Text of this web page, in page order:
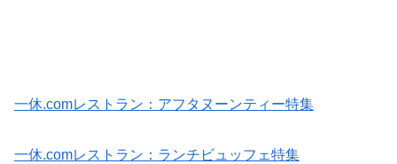
一休.comレストラン：アフタヌーンティー特集
一休.comレストラン：ランチビュッフェ特集